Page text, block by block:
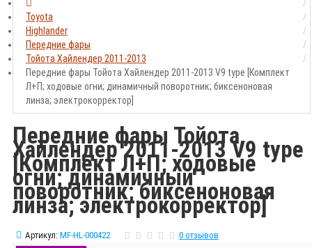
Toyota
Highlander
Передние фары
Тойота Хайлендер 2011-2013
Передние фары Тойота Хайлендер 2011-2013 V9 type [Комплект
Л+П; ходовые огни; динамичный поворотник; биксеноновая
линза; электрокорректор]
Передние фары Тойота
Хайлендер 2011-2013 V9 type
[Комплект Л+П; ходовые
огни; динамичный
поворотник; биксеноновая
линза; электрокорректор]
Артикул: MF-HL-000422 0 отзывов